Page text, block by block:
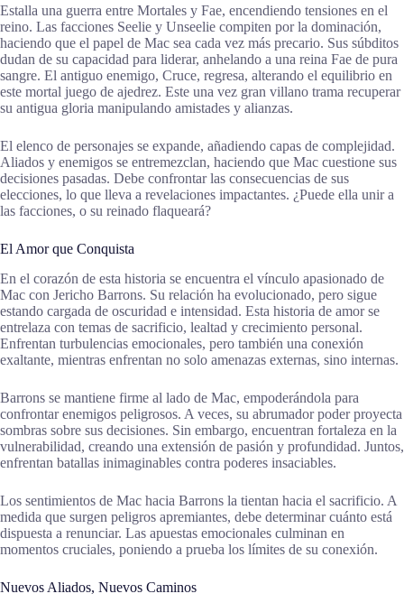
Estalla una guerra entre Mortales y Fae, encendiendo tensiones en el
reino. Las facciones Seelie y Unseelie compiten por la dominación,
haciendo que el papel de Mac sea cada vez más precario. Sus súbditos
dudan de su capacidad para liderar, anhelando a una reina Fae de pura
sangre. El antiguo enemigo, Cruce, regresa, alterando el equilibrio en
este mortal juego de ajedrez. Este una vez gran villano trama recuperar
su antigua gloria manipulando amistades y alianzas.
El elenco de personajes se expande, añadiendo capas de complejidad.
Aliados y enemigos se entremezclan, haciendo que Mac cuestione sus
decisiones pasadas. Debe confrontar las consecuencias de sus
elecciones, lo que lleva a revelaciones impactantes. ¿Puede ella unir a
las facciones, o su reinado flaqueará?
El Amor que Conquista
En el corazón de esta historia se encuentra el vínculo apasionado de
Mac con Jericho Barrons. Su relación ha evolucionado, pero sigue
estando cargada de oscuridad e intensidad. Esta historia de amor se
entrelaza con temas de sacrificio, lealtad y crecimiento personal.
Enfrentan turbulencias emocionales, pero también una conexión
exaltante, mientras enfrentan no solo amenazas externas, sino internas.
Barrons se mantiene firme al lado de Mac, empoderándola para
confrontar enemigos peligrosos. A veces, su abrumador poder proyecta
sombras sobre sus decisiones. Sin embargo, encuentran fortaleza en la
vulnerabilidad, creando una extensión de pasión y profundidad. Juntos,
enfrentan batallas inimaginables contra poderes insaciables.
Los sentimientos de Mac hacia Barrons la tientan hacia el sacrificio. A
medida que surgen peligros apremiantes, debe determinar cuánto está
dispuesta a renunciar. Las apuestas emocionales culminan en
momentos cruciales, poniendo a prueba los límites de su conexión.
Nuevos Aliados, Nuevos Caminos